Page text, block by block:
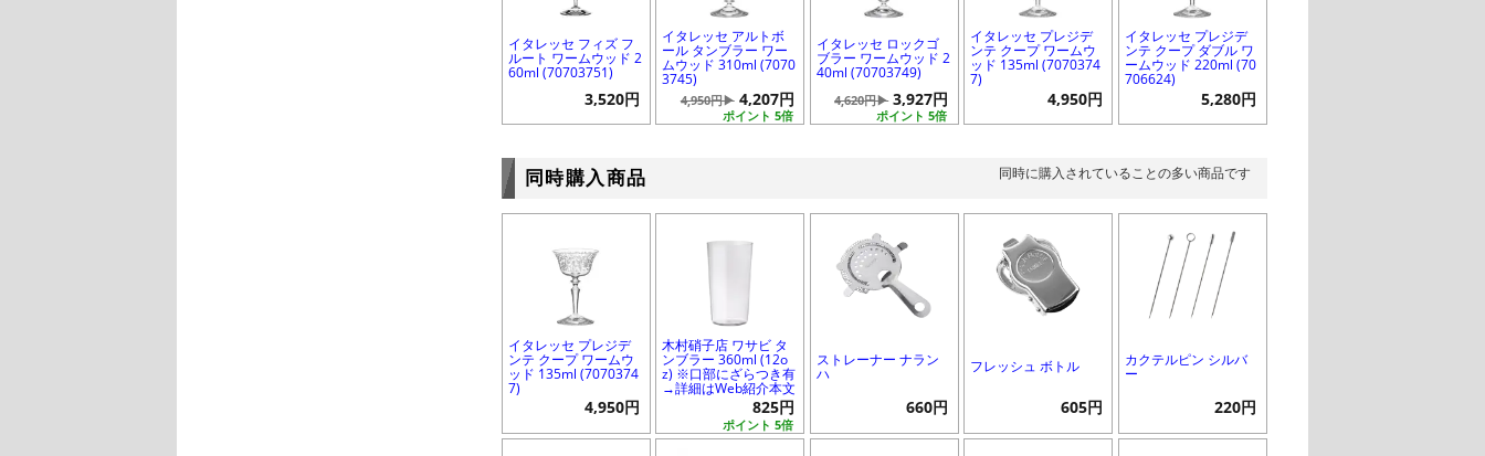
イタレッセ フィズ フ
ルート ワームウッド 2
60ml (70703751)
3,520円
イタレッセ アルトボ
ール タンブラー ワー
ムウッド 310ml (7070
3745)
ポイント 5倍
4,950円▶ 4,207円
イタレッセ ロックゴ
ブラー ワームウッド 2
40ml (70703749)
ポイント 5倍
4,620円▶ 3,927円
イタレッセ プレジデ
ンテ クープ ワームウ
ッド 135ml (7070374
7)
4,950円
イタレッセ プレジデ
ンテ クープ ダブル ワ
ームウッド 220ml (70
706624)
5,280円
同時購入商品 同時に購入されていることの多い商品です
イタレッセ プレジデ
ンテ クープ ワームウ
ッド 135ml (7070374
7)
4,950円
木村硝子店 ワサビ タ
ンブラー 360ml (12o
z) ※口部にざらつき有
→詳細はWeb紹介本文
ポイント 5倍
825円
ストレーナー ナラン
ハ
660円
フレッシュ ボトル
605円
カクテルピン シルバ
ー
220円